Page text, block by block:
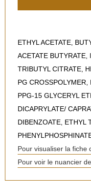
ETHYL ACETATE,
ACETATE BUTYRATE,
TRIBUTYL CITRATE,
PG CROSSPOLYMER,
PPG-15 GLYCERYL
DICAPRYLATE/
DIBENZOATE, ETHYL
Pour visualiser la fiche
Pour voir le nuancier